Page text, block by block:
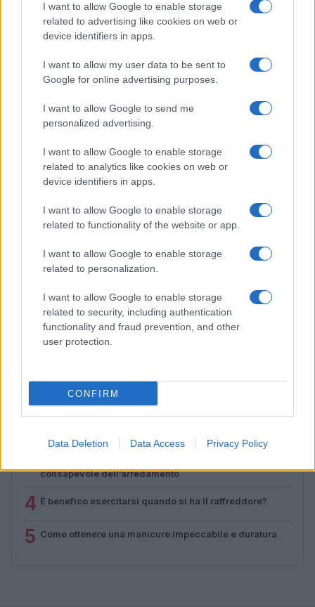
I want to allow Google to enable storage
related to advertising like cookies on web or
device identifiers in apps.
I want to allow my user data to be sent to
Google for online advertising purposes.
I want to allow Google to send me
personalized advertising.
I want to allow Google to enable storage
related to analytics like cookies on web or
device identifiers in apps.
I want to allow Google to enable storage
related to functionality of the website or app.
I want to allow Google to enable storage
related to personalization.
I want to allow Google to enable storage
related to security, including authentication
functionality and fraud prevention, and other
user protection.
CONFIRM
Data Deletion Data Access Privacy Policy
Italian manicure: la tecnica di manicure che slancia le
unghie e domina i social
Camilla Fiore · 8 Ago 2026
Dieta cervello-friendly: abbinamenti eleganti per
Camilla Fiore · 8 Ago 2026
1 Sognare una bara è presagio di morte?
2
consapevole dell’arredamento
4 È benefico esercitarsi quando si ha il raffreddore?
5 Come ottenere una manicure impeccabile e duratura